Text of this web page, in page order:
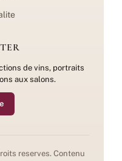
de vins, portraits
aux salons.
reserves. Contenu